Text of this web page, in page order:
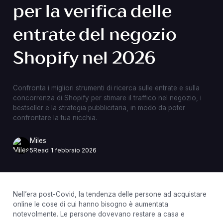
per la verifica delle
entrate del negozio
Shopify nel 2026
Confronta i migliori strumenti di ricerca sulle entrate e sulla
concorrenza di Shopify per stimare il traffico nel negozio, i
bestseller e la strategia pubblicitaria, in modo da poter
confrontare la tua nicchia.
Miles
5Read 1 febbraio 2026
Nell’era post-Covid, la tendenza delle persone ad acquistare
online le cose di cui hanno bisogno è aumentata
notevolmente. Le persone dovevano restare a casa e